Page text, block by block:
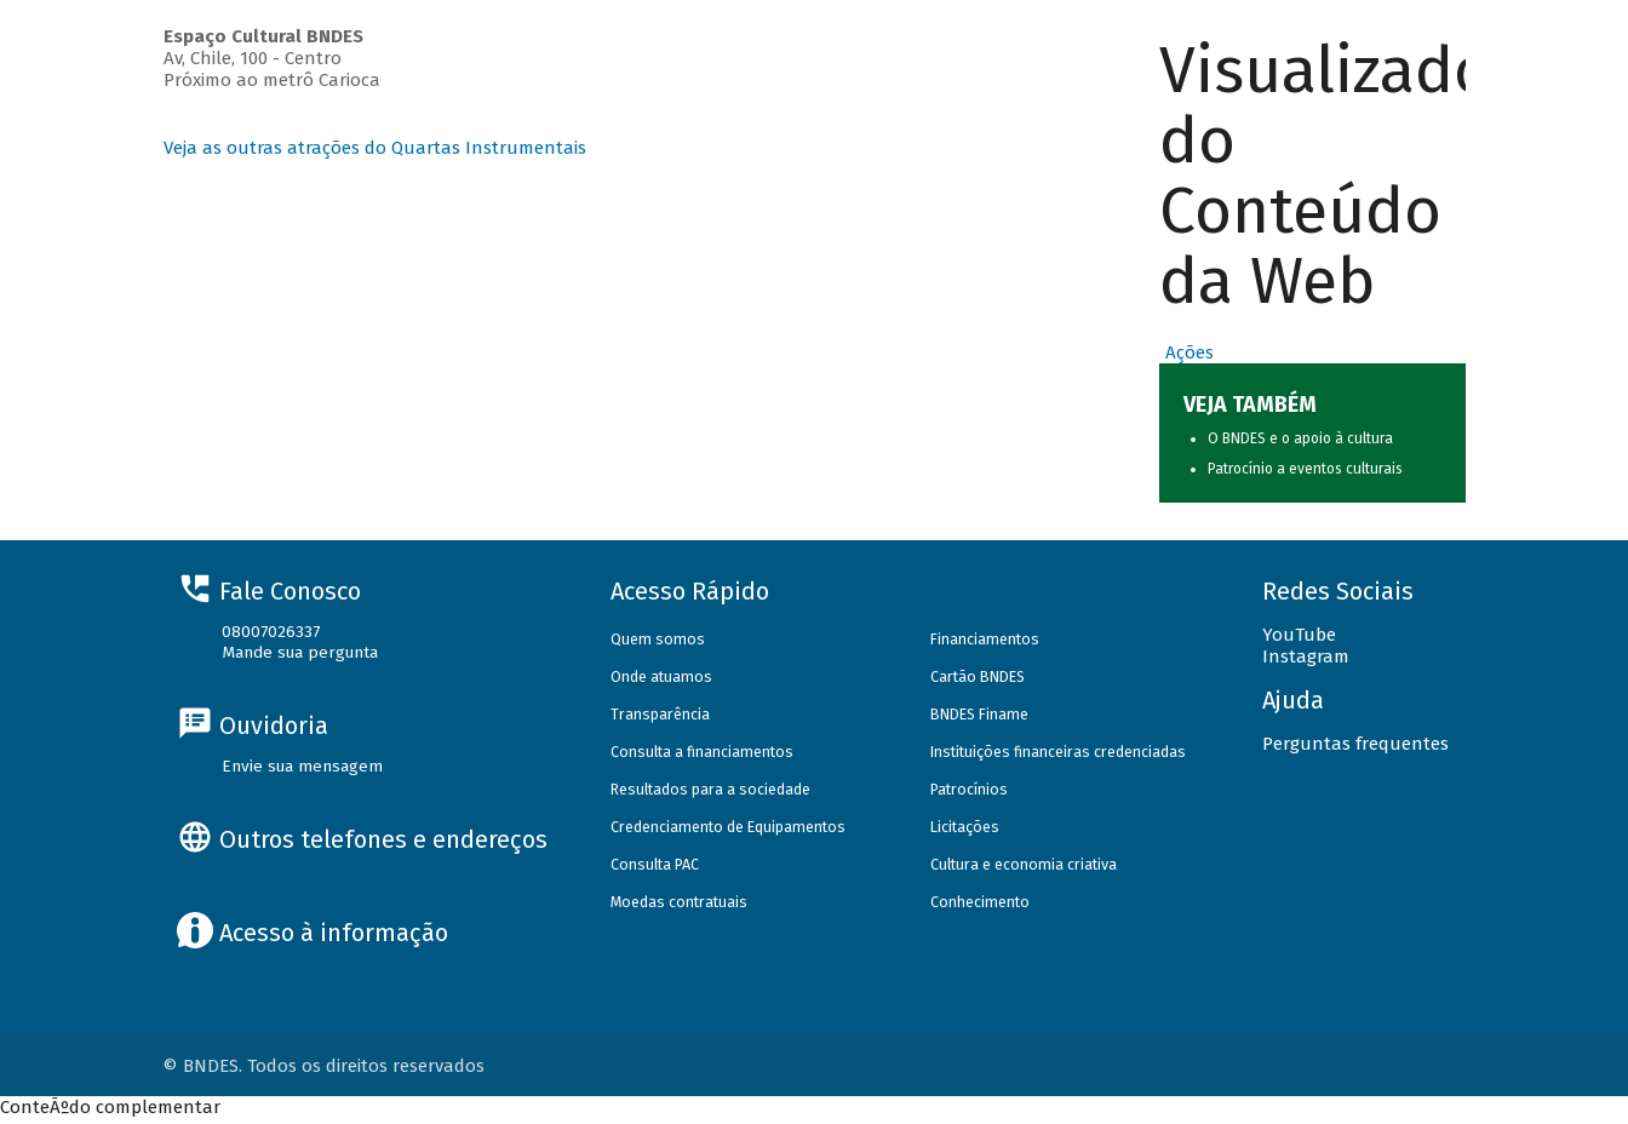
Espaço Cultural BNDES
Av, Chile, 100 - Centro
Próximo ao metrô Carioca
Veja as outras atrações do Quartas Instrumentais
Visualizador
do
Conteúdo
da Web
Ações
VEJA TAMBÉM
O BNDES e o apoio à cultura
Patrocínio a eventos culturais
Fale Conosco
08007026337
Mande sua pergunta
Ouvidoria
Envie sua mensagem
Outros telefones e endereços
Acesso à informação
Acesso Rápido
Quem somos
Onde atuamos
Transparência
Consulta a financiamentos
Resultados para a sociedade
Credenciamento de Equipamentos
Consulta PAC
Moedas contratuais
Financiamentos
Cartão BNDES
BNDES Finame
Instituições financeiras credenciadas
Patrocínios
Licitações
Cultura e economia criativa
Conhecimento
Redes Sociais
YouTube
Instagram
Ajuda
Perguntas frequentes
© BNDES. Todos os direitos reservados
ConteÃºdo complementar